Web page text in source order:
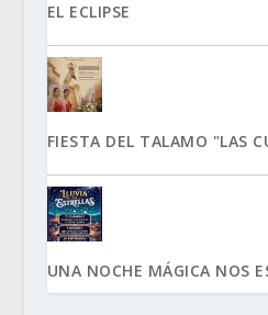
EL ECLIPSE
FIESTA DEL TALAMO "LAS
UNA NOCHE MÁGICA NOS